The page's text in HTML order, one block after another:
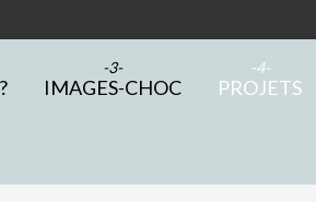
IMAGES-CHOC PROJETS